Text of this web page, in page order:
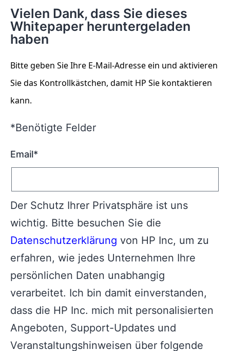
Vielen Dank, dass Sie dieses
Whitepaper heruntergeladen
haben
Bitte geben Sie Ihre E-Mail-Adresse ein und aktivieren
Sie das Kontrollkästchen, damit HP Sie kontaktieren
kann.
*Benötigte Felder
Email*
Der Schutz Ihrer Privatsphäre ist uns
wichtig. Bitte besuchen Sie die
Datenschutzerklärung von HP Inc, um zu
erfahren, wie jedes Unternehmen Ihre
persönlichen Daten unabhangig
verarbeitet. Ich bin damit einverstanden,
dass die HP Inc. mich mit personalisierten
Angeboten, Support-Updates und
Veranstaltungshinweisen über folgende